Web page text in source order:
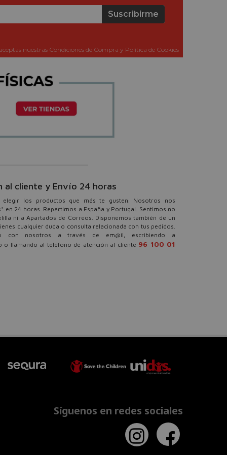
Suscribirme
nuestras Condiciones de Compra y Política de Cookies
al cliente y Envío 24 horas
los productos que más te gusten. Nosotros nos
en 24 horas. Repartimos a España y Portugal. Sentimos no
ni a Apartados de Correos. Disponemos también de un
cualquier duda o consulta relacionada con tus pedidos.
con nosotros a través de em@il, escribiendo a
o llamando al teléfono de atención al cliente 96 100 01
Síguenos en redes sociales